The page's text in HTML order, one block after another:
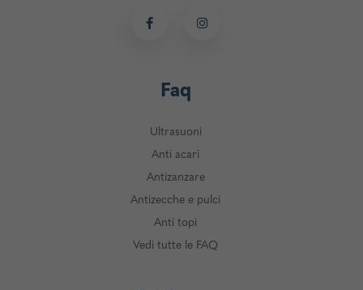
Faq
Ultrasuoni
Anti acari
Antizanzare
Antizecche e pulci
Anti topi
Vedi tutte le FAQ